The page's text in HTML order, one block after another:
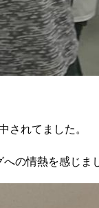
されてました。
の情熱を感じま